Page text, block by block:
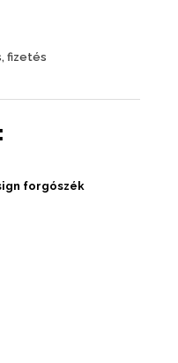
fizetés
forgószék